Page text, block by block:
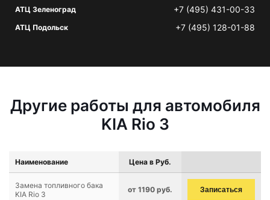
АТЦ Зеленоград +7 (495) 431-00-33
АТЦ Подольск +7 (495) 128-01-88
Другие работы для автомобиля
KIA Rio 3
Наименование Цена в Руб.
Замена топливного бака
KIA Rio 3
от 1190 руб. Записаться